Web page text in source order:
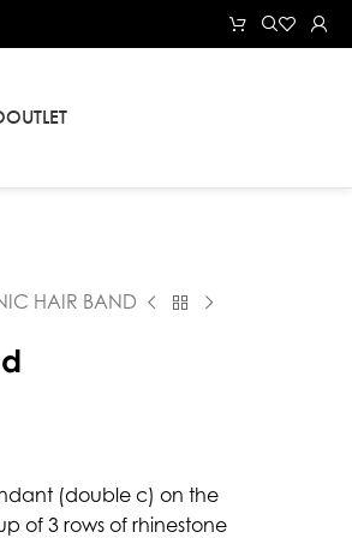
OUTLET
HAIR BAND
(double c) on the
of 3 rows of rhinestone